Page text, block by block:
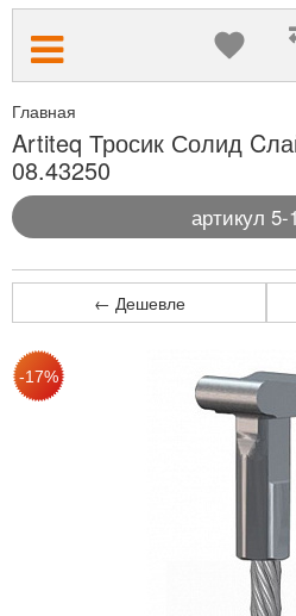
Главная
Artiteq Тросик Солид
08.43250
артикул 5-
← Дешевле